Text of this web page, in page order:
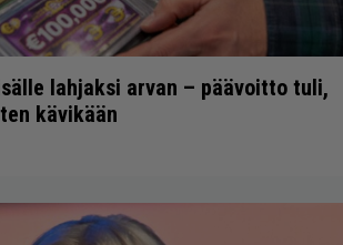
lahjaksi arvan – päävoitto tuli,
kävikään